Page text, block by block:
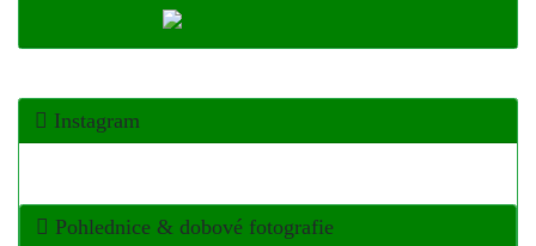
Instagram
Pohlednice & dobové fotografie